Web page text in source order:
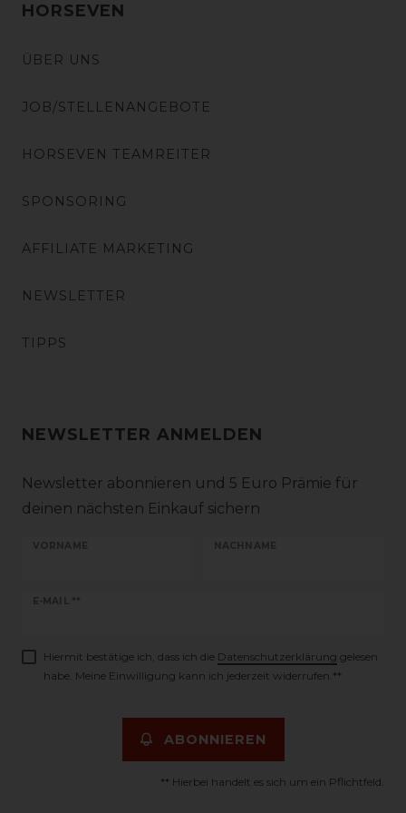
HORSEVEN
ÜBER UNS
JOB/STELLENANGEBOTE
HORSEVEN TEAMREITER
SPONSORING
AFFILIATE MARKETING
NEWSLETTER
TIPPS
NEWSLETTER ANMELDEN
Newsletter abonnieren und 5 Euro Prämie für
deinen nächsten Einkauf sichern
VORNAME NACHNAME
E-MAIL **
Newsletter
Hiermit bestätige ich, dass ich die Daten­schutz­erklärung gelesen
habe. Meine Einwilligung kann ich jederzeit widerrufen.**
ABONNIEREN
** Hierbei handelt es sich um ein Pflichtfeld.